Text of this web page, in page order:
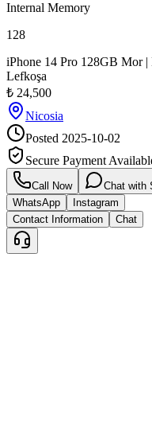
Internal Memory
128
iPhone 14 Pro 128GB Mor
Lefkoşa
₺ 24,500
Nicosia
Posted 2025-10-02
Secure Payment
Call Now Chat with
WhatsApp
Instagram
Contact Information
Chat